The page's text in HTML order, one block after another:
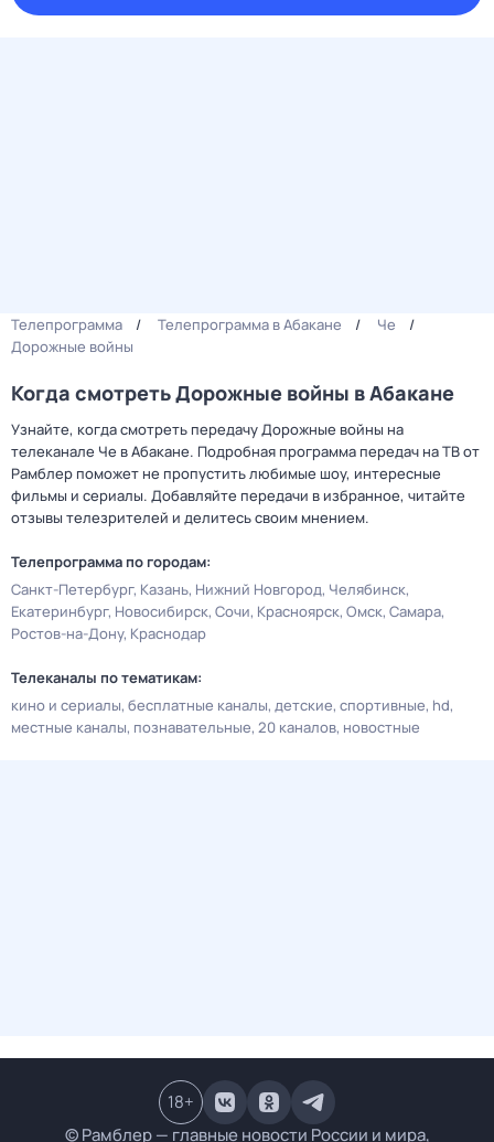
Телепрограмма Телепрограмма в Абакане
Че
Дорожные войны
Когда смотреть Дорожные войны в Абакане
Узнайте, когда смотреть передачу Дорожные войны на
телеканале Че в Абакане. Подробная программа передач на ТВ от
Рамблер поможет не пропустить любимые шоу, интересные
фильмы и сериалы. Добавляйте передачи в избранное, читайте
отзывы телезрителей и делитесь своим мнением.
Телепрограмма по городам:
Санкт-Петербург Казань Нижний Новгород Челябинск
Екатеринбург Новосибирск Сочи Красноярск Омск Самара
Ростов-на-Дону Краснодар
Телеканалы по тематикам:
кино и сериалы бесплатные каналы детские спортивные hd
местные каналы познавательные 20 каналов новостные
© Рамблер — главные новости России и мира,
18+